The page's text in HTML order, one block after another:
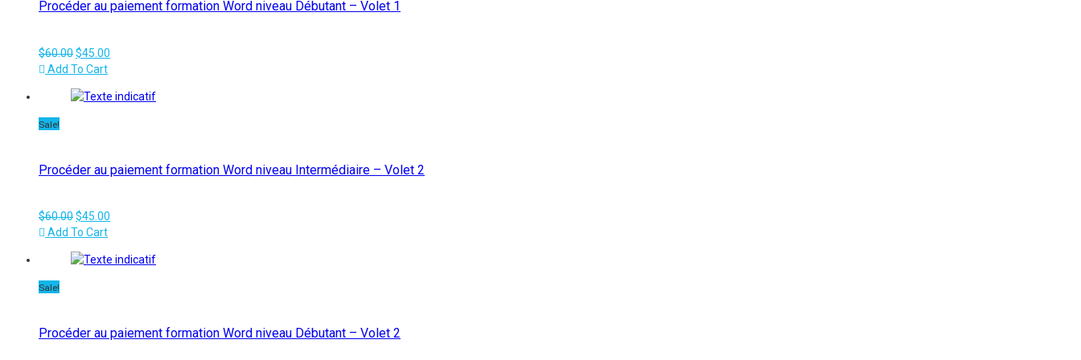
Procéder au paiement formation Word niveau Débutant – Volet 1
$60.00Le
prix
était :
$45.00
est :
Add To Cart
Sale!
Procéder au paiement formation Word niveau Intermédiaire – Volet 2
$60.00Le
prix
était :
$45.00
est :
Add To Cart
Sale!
Procéder au paiement formation Word niveau Débutant – Volet 2